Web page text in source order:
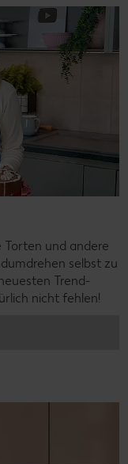
Torten und andere
selbst zu
Trend-
nicht fehlen!